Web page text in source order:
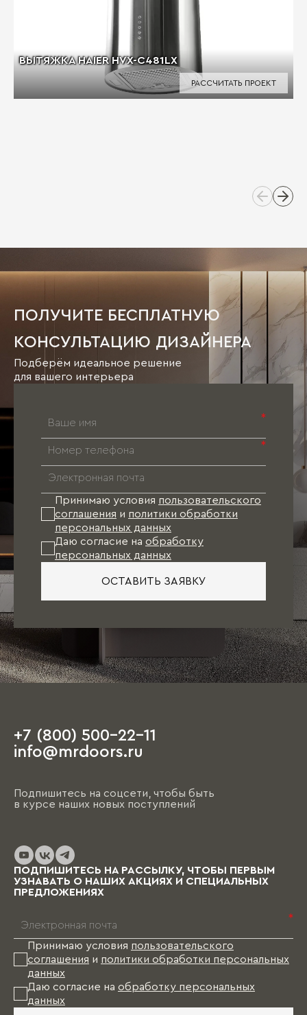
ВЫТЯЖКА HAIER HVX-C481LX
РАССЧИТАТЬ ПРОЕКТ
ПОЛУЧИТЕ БЕСПЛАТНУЮ
КОНСУЛЬТАЦИЮ ДИЗАЙНЕРА
Подберём идеальное решение
для вашего интерьера
*
*
Принимаю условия пользовательского
соглашения и политики обработки
персональных данных
Даю согласие на обработку
персональных данных
ОСТАВИТЬ ЗАЯВКУ
+7 (800) 500-22-11
info@mrdoors.ru
Подпишитесь на соцсети, чтобы быть
в курсе наших новых поступлений
ПОДПИШИТЕСЬ НА РАССЫЛКУ, ЧТОБЫ ПЕРВЫМ
УЗНАВАТЬ О НАШИХ АКЦИЯХ И СПЕЦИАЛЬНЫХ
ПРЕДЛОЖЕНИЯХ
*
Принимаю условия пользовательского
соглашения и политики обработки персональных
данных
Даю согласие на обработку персональных
данных